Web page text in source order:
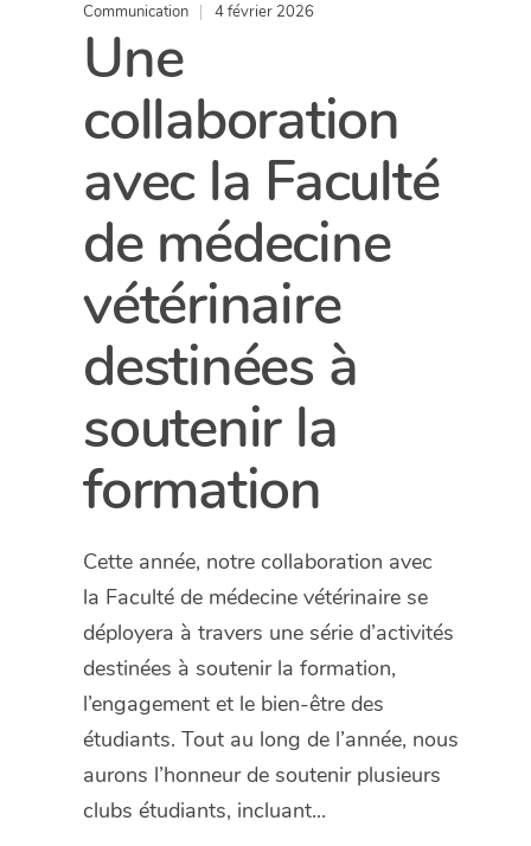
Communication 4 février 2026
Une
collaboration
avec la Faculté
de médecine
vétérinaire
destinées à
soutenir la
formation
Cette année, notre collaboration avec
la Faculté de médecine vétérinaire se
déployera à travers une série d’activités
destinées à soutenir la formation,
l’engagement et le bien-être des
étudiants. Tout au long de l’année, nous
aurons l’honneur de soutenir plusieurs
clubs étudiants, incluant...